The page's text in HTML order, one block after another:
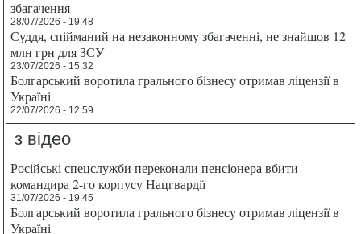
збагачення
28/07/2026 - 19:48
Суддя, спійманий на незаконному збагаченні, не знайшов 12
млн грн для ЗСУ
23/07/2026 - 15:32
Болгарський воротила грального бізнесу отримав ліцензії в
Україні
22/07/2026 - 12:59
з відео
Російські спецслужби переконали пенсіонера вбити
командира 2-го корпусу Нацгвардії
31/07/2026 - 19:45
Болгарський воротила грального бізнесу отримав ліцензії в
Україні